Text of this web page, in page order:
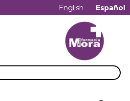
English Español